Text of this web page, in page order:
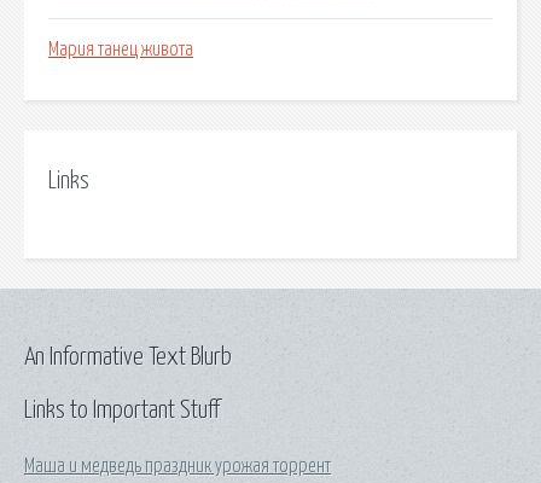
Мария танец живота
Links
Links to Important Stuff
Маша и медведь праздник урожая торрент
An Informative Text Blurb